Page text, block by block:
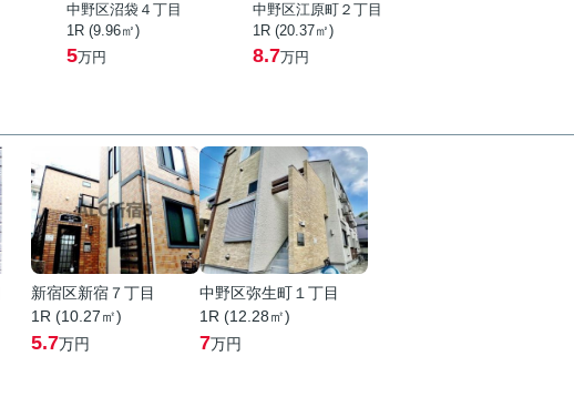
中野区沼袋４丁目
1R (9.96㎡)
5万円
中野区江原町２丁目
1R (20.37㎡)
8.7万円
新宿区新宿７丁目
1R (10.27㎡)
5.7万円
中野区弥生町１丁目
1R (12.28㎡)
7万円